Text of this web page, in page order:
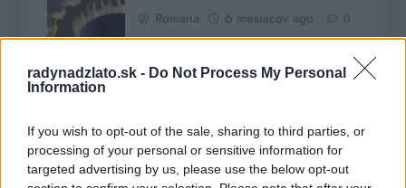
radynadzlato.sk - Do Not Process My Personal
Information
If you wish to opt-out of the sale, sharing to third parties, or
processing of your personal or sensitive information for
targeted advertising by us, please use the below opt-out
Romana 6 mesiacov ago 0